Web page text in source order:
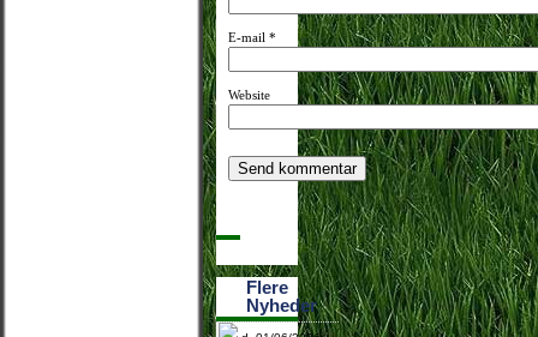
E-mail *
Website
Flere
Nyheder